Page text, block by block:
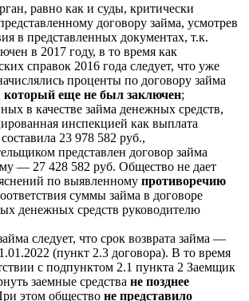
равно как и суды, критически
договору займа, усмотрев
в представленных документах, т.к.
в 2017 году, в то время как
справок 2016 года следует, что уже
проценты по договору займа
который еще не был заключен;
в качестве займа денежных средств,
инспекцией как выплата
23 978 582 руб.,
представлен договор займа
— 27 428 582 руб. Общество не дает
по выявленному противоречию
суммы займа в договоре
денежных средств руководителю
следует, что срок возврата займа —
(пункт 2.3 договора). В то время
с подпунктом 2.1 пункта 2 Заемщик
заемные средства не позднее
этом общество не представило